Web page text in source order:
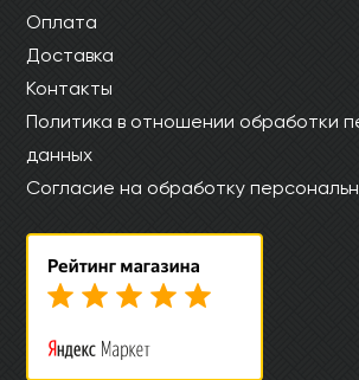
Оплата
Доставка
Контакты
Политика в отношении обработки
данных
Согласие на обработку